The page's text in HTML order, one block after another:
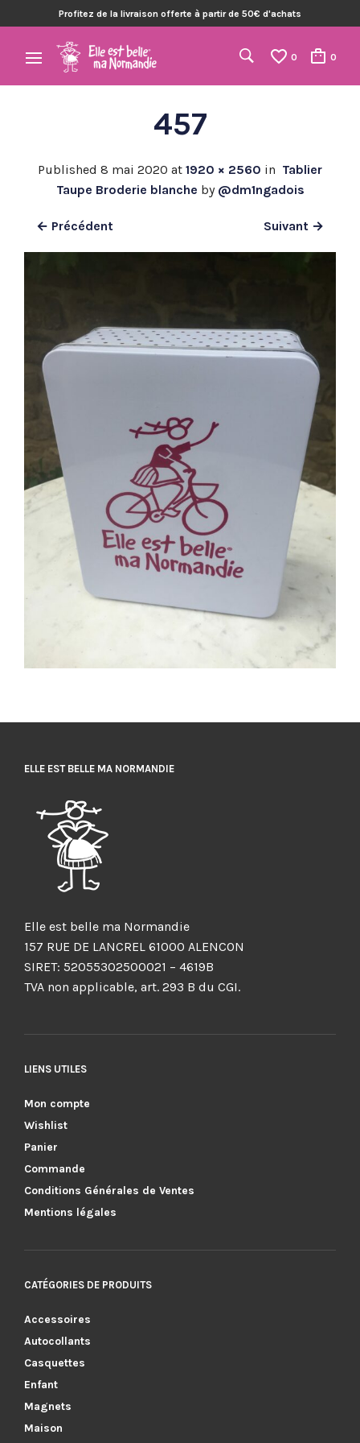
Profitez de la livraison offerte à partir de 50€ d'achats
0 0
457
Published 8 mai 2020 at 1920 × 2560 in Tablier
Taupe Broderie blanche by @dm1ngadois
← Précédent Suivant →
ELLE EST BELLE MA NORMANDIE
Elle est belle ma Normandie
157 RUE DE LANCREL 61000 ALENCON
SIRET: 52055302500021 – 4619B
TVA non applicable, art. 293 B du CGI.
LIENS UTILES
Mon compte
Wishlist
Panier
Commande
Conditions Générales de Ventes
Mentions légales
CATÉGORIES DE PRODUITS
Accessoires
Autocollants
Casquettes
Enfant
Magnets
Maison